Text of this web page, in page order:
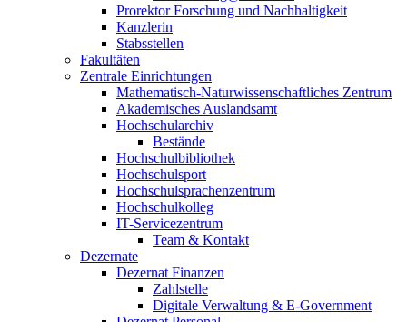
Prorektor Forschung und Nachhaltigkeit
Kanzlerin
Stabsstellen
Fakultäten
Zentrale Einrichtungen
Mathematisch-Naturwissenschaftliches Zentrum
Akademisches Auslandsamt
Hochschularchiv
Bestände
Hochschulbibliothek
Hochschulsport
Hochschulsprachenzentrum
Hochschulkolleg
IT-Servicezentrum
Team & Kontakt
Dezernate
Dezernat Finanzen
Zahlstelle
Digitale Verwaltung & E-Government